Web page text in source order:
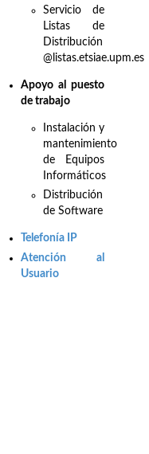
Servicio de
Listas de
Distribución
@listas.etsiae.upm.es
Apoyo al puesto
de trabajo
Instalación y
mantenimiento
de Equipos
Informáticos
Distribución
de Software
Telefonía IP
Atención al
Usuario